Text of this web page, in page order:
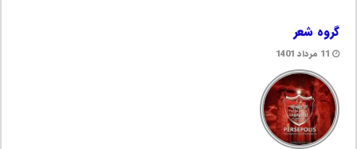
گروه شعر
11 مرداد 1401